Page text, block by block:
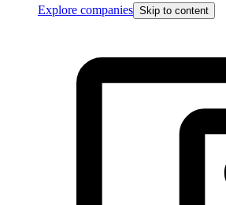
Explore companies Skip to content